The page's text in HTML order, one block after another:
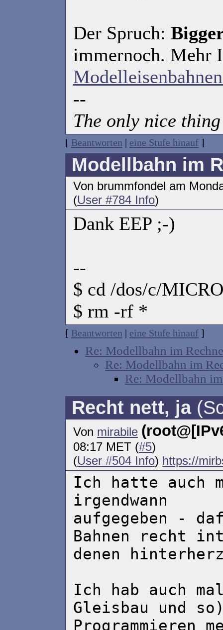
Der Spruch:
immernoch. Mehr
--
The only nice
[ Beantworten | eine Stufe hinauf ]
Modellbahn im
Von brummfondel am
(User #784 Info)
Dank EEP ;-)
--
$ cd /dos/c/
$ rm -rf *
[ Beantworten | eine Stufe hinauf ]
Re: Modellbahn im
Re: Modellbahn im
Re: Modellbahn
Recht nett, ja
Von mirabile
08:17 MET (#5)
(User #504 Info) https://
Ich hatte auch
irgendwann
aufgegeben -
Bahnen recht
denen
Ich hab auch
Gleisbau und
Programmieren